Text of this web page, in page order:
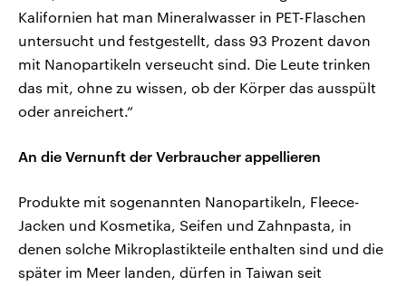
Kalifornien hat man Mineralwasser in PET-Flaschen
untersucht und festgestellt, dass 93 Prozent davon
mit Nanopartikeln verseucht sind. Die Leute trinken
das mit, ohne zu wissen, ob der Körper das ausspült
oder anreichert.“
An die Vernunft der Verbraucher appellieren
Produkte mit sogenannten Nanopartikeln, Fleece-
Jacken und Kosmetika, Seifen und Zahnpasta, in
denen solche Mikroplastikteile enthalten sind und die
später im Meer landen, dürfen in Taiwan seit